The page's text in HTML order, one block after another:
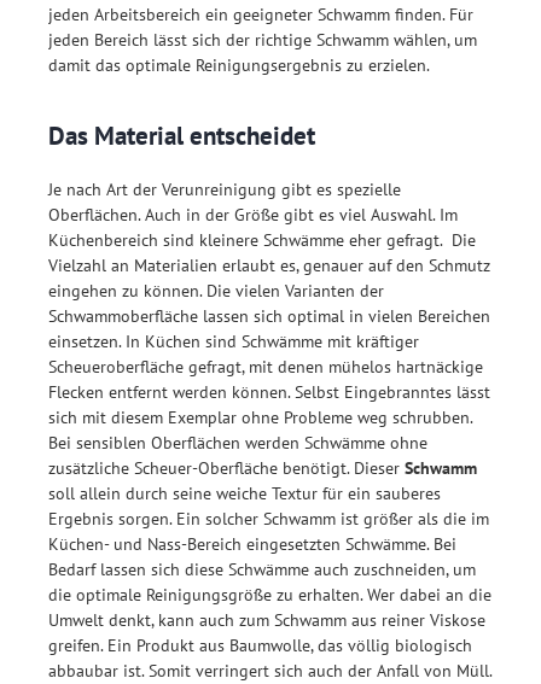
jeden Arbeitsbereich ein geeigneter Schwamm finden. Für
jeden Bereich lässt sich der richtige Schwamm wählen, um
damit das optimale Reinigungsergebnis zu erzielen.
Das Material entscheidet
Je nach Art der Verunreinigung gibt es spezielle
Oberflächen. Auch in der Größe gibt es viel Auswahl. Im
Küchenbereich sind kleinere Schwämme eher gefragt. Die
Vielzahl an Materialien erlaubt es, genauer auf den Schmutz
eingehen zu können. Die vielen Varianten der
Schwammoberfläche lassen sich optimal in vielen Bereichen
einsetzen. In Küchen sind Schwämme mit kräftiger
Scheueroberfläche gefragt, mit denen mühelos hartnäckige
Flecken entfernt werden können. Selbst Eingebranntes lässt
sich mit diesem Exemplar ohne Probleme weg schrubben.
Bei sensiblen Oberflächen werden Schwämme ohne
zusätzliche Scheuer-Oberfläche benötigt. Dieser Schwamm
soll allein durch seine weiche Textur für ein sauberes
Ergebnis sorgen. Ein solcher Schwamm ist größer als die im
Küchen- und Nass-Bereich eingesetzten Schwämme. Bei
Bedarf lassen sich diese Schwämme auch zuschneiden, um
die optimale Reinigungsgröße zu erhalten. Wer dabei an die
Umwelt denkt, kann auch zum Schwamm aus reiner Viskose
greifen. Ein Produkt aus Baumwolle, das völlig biologisch
abbaubar ist. Somit verringert sich auch der Anfall von Müll.